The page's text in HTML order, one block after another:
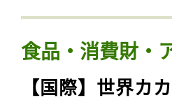
食品・消費財・
【国際】世界カ